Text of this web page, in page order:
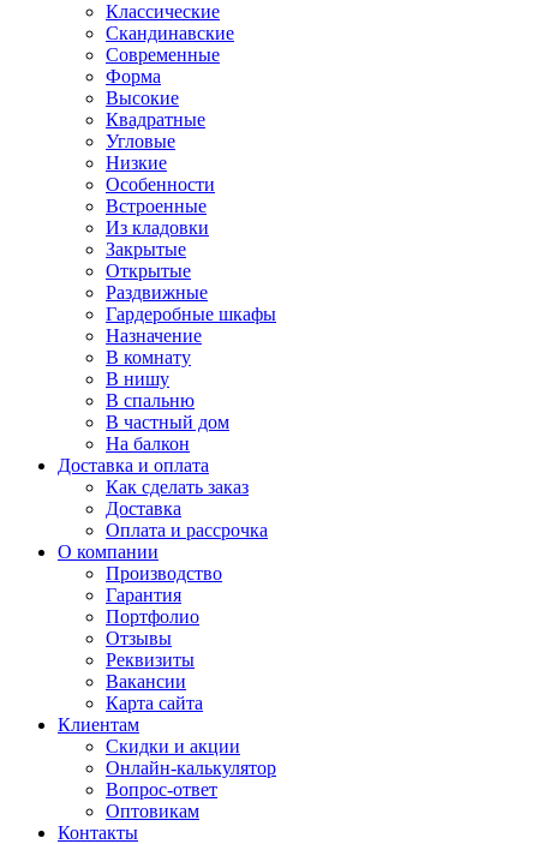
Классические
Скандинавские
Современные
Форма
Высокие
Квадратные
Угловые
Низкие
Особенности
Встроенные
Из кладовки
Закрытые
Открытые
Раздвижные
Гардеробные шкафы
Назначение
В комнату
В нишу
В спальню
В частный дом
На балкон
Доставка и оплата
Как сделать заказ
Доставка
Оплата и рассрочка
О компании
Производство
Гарантия
Портфолио
Отзывы
Реквизиты
Вакансии
Карта сайта
Клиентам
Скидки и акции
Онлайн-калькулятор
Вопрос-ответ
Оптовикам
Контакты